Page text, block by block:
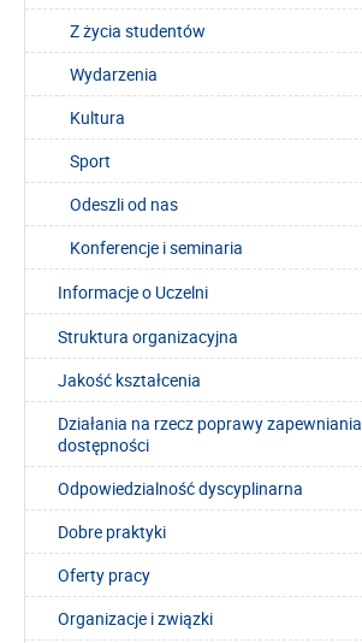
Z życia studentów
Wydarzenia
Kultura
Sport
Odeszli od nas
Konferencje i seminaria
Informacje o Uczelni
Struktura organizacyjna
Jakość kształcenia
Działania na rzecz poprawy zapewniania
dostępności
Odpowiedzialność dyscyplinarna
Dobre praktyki
Oferty pracy
Organizacje i związki